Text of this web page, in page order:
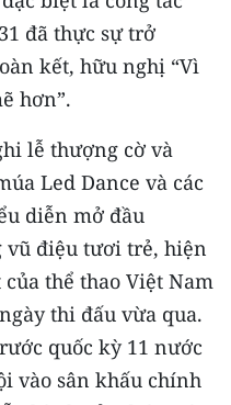
đã thực sự trở
kết, hữu nghị “Vì
hơn”.
lễ thượng cờ và
Led Dance và các
diễn mở đầu
điệu tươi trẻ, hiện
thể thao Việt Nam
thi đấu vừa qua.
quốc kỳ 11 nước
vào sân khấu chính